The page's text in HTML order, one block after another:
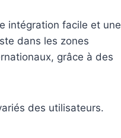
intégration facile et une
dans les zones
grâce à des
des utilisateurs.